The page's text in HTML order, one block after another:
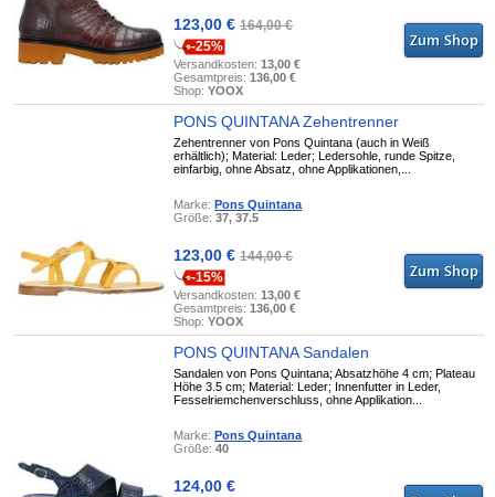
123,00 €164,00 €
-25%
Versandkosten:13,00 €
Gesamtpreis:136,00 €
Shop:YOOX
PONS QUINTANA Zehentrenner
Zehentrenner von Pons Quintana (auch in Weiß
erhältlich); Material: Leder; Ledersohle, runde Spitze,
einfarbig, ohne Absatz, ohne Applikationen,...
Marke:Pons Quintana
Größe:37, 37.5
123,00 €144,00 €
-15%
Versandkosten:13,00 €
Gesamtpreis:136,00 €
Shop:YOOX
PONS QUINTANA Sandalen
Sandalen von Pons Quintana; Absatzhöhe 4 cm; Plateau
Höhe 3.5 cm; Material: Leder; Innenfutter in Leder,
Fesselriemchenverschluss, ohne Applikation...
Marke:Pons Quintana
Größe:40
124,00 €